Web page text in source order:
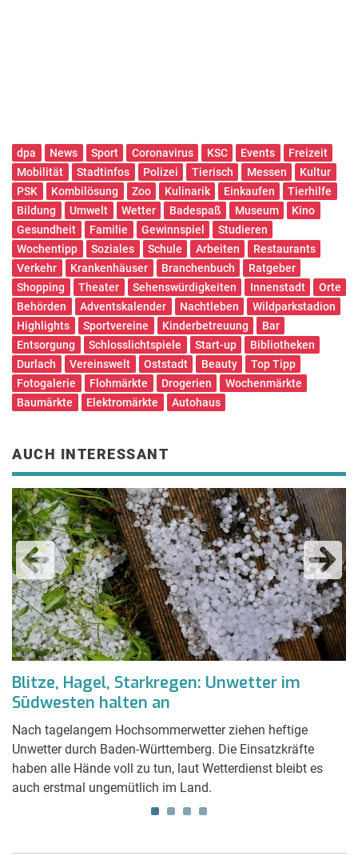
dpa News Sport Coronavirus KSC Events
Freizeit
Mobilität
Stadtinfos Polizei Tierisch Messen
Kultur
PSK
Kombilösung Zoo Kulinarik Einkaufen
Tierhilfe
Bildung
Umwelt Wetter Badespaß Museum
Kino
Gesundheit
Familie Gewinnspiel
Studieren
Wochentipp
Soziales Schule Arbeiten
Restaurants
Verkehr
Krankenhäuser Branchenbuch
Ratgeber
Shopping
Theater Sehenswürdigkeiten Innenstadt
Orte
Behörden
Adventskalender Nachtleben
Wildparkstadion
Highlights
Sportvereine Kinderbetreuung
Bar
Entsorgung
Schlosslichtspiele Start-up
Bibliotheken
Durlach
Vereinswelt Oststadt Beauty
Top Tipp
Fotogalerie
Flohmärkte Drogerien
Wochenmärkte
Baumärkte
Elektromärkte Autohaus
AUCH INTERESSANT
Blitze, Hagel, Starkregen: Unwetter im
Südwesten halten an
Nach tagelangem Hochsommerwetter ziehen heftige
Unwetter durch Baden-Württemberg. Die Einsatzkräfte
haben alle Hände voll zu tun, laut Wetterdienst bleibt es
auch erstmal ungemütlich im Land.